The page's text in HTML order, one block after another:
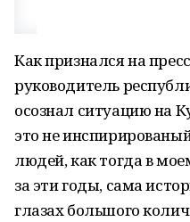
Как признался на
руководитель
осознал ситуацию на
это не
людей, как тогда в
за эти годы, сама
глазах большого